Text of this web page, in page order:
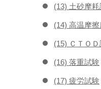
(13) 土砂摩耗
(14) 高温摩
(15) ＣＴＯＤ
(16) 落重試験
(17) 疲労試験